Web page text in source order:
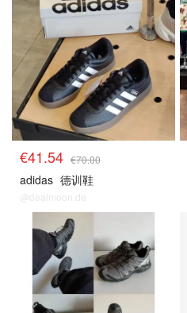
€41.54 €70.00
adidas 德训鞋
@dealmoon.de